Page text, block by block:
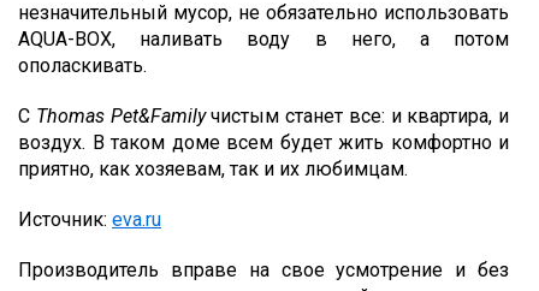
незначительный мусор, не обязательно использовать
AQUA-BOX, наливать воду в него, а потом
ополаскивать.
С Thomas Pet&Familyчистым станет все: и квартира, и
воздух. В таком доме всем будет жить комфортно и
приятно, как хозяевам, так и их любимцам.
Источник: eva.ru
Производитель вправе на свое усмотрение и без